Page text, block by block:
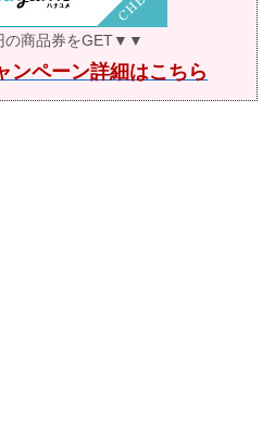
商品券をGET▼▼
ンペーン詳細はこちら